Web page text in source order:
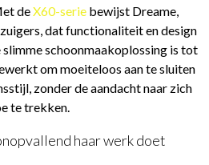
deX60-serie bewijst Dreame,
dat functionaliteit en design
schoonmaakoplossing is tot
om moeiteloos aan te sluiten
zonder de aandacht naar zich
te trekken.
haar werk doet